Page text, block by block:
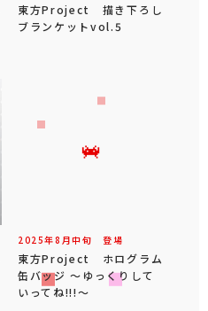
東方Project 描き下ろし
ブランケットvol.5
2025年8 月中旬 登場
東方Project ホログラム
缶バッジ ～ゆっくりして
いってね!!!～